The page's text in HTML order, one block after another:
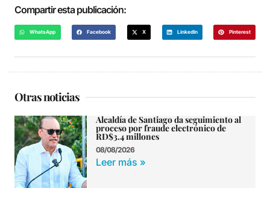
Compartir esta publicación:
WhatsApp Facebook X LinkedIn Pinterest
Otras noticias
Alcaldía de Santiago da seguimiento al
proceso por fraude electrónico de
RD$3.4 millones
08/08/2026
Leer más »